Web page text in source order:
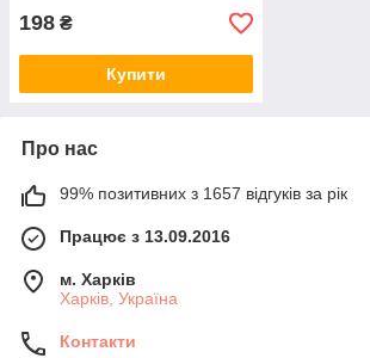
198 ₴
Купити
Про нас
99% позитивних з 1657 відгуків за рік
Працює з 13.09.2016
м. Харків
Харків, Україна
Контакти